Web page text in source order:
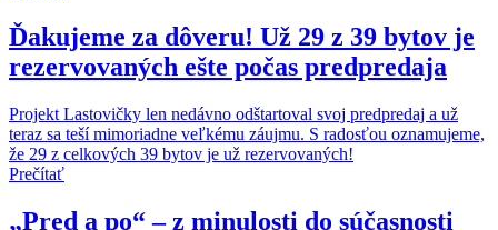
Ďakujeme za dôveru! Už 29 z 39 bytov je
rezervovaných ešte počas predpredaja
Projekt Lastovičky len nedávno odštartoval svoj predpredaj a už
teraz sa teší mimoriadne veľkému záujmu. S radosťou oznamujeme,
že 29 z celkových 39 bytov je už rezervovaných!
Prečítať
„Pred a po“ – z minulosti do súčasnosti